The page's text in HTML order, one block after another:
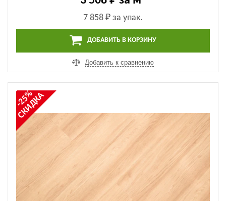
7 858 ₽ за упак.
ДОБАВИТЬ В КОРЗИНУ
Добавить к сравнению
-25%
СКИДКА